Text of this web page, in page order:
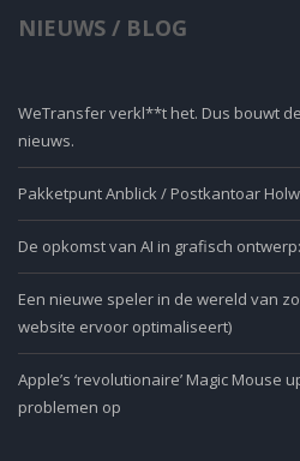
NIEUWS / BLOG
WeTransfer verkl**t het. Dus bouwt
nieuws.
Pakketpunt Anblick / Postkantoar
De opkomst van AI in grafisch
Een nieuwe speler in de wereld van
website ervoor optimaliseert)
Apple’s ‘revolutionaire’ Magic Mouse
problemen op